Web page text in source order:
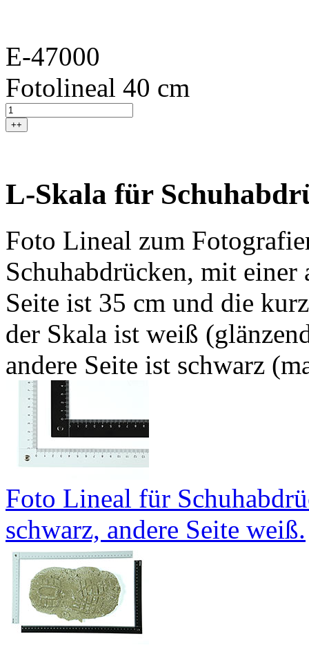
E-47000
Fotolineal 40 cm
++
L-Skala für
Foto Lineal zum
Schuhabdrücken, mit
Seite ist 35 cm und die
der Skala ist weiß
andere Seite ist schwarz
Foto Lineal für
schwarz, andere Seite weiß.